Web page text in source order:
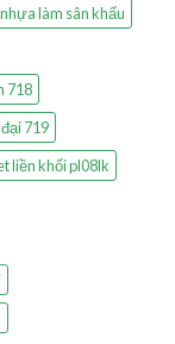
làm sân khấu
718
719
liền khối pl08lk